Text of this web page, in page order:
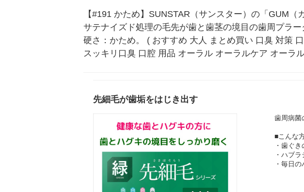
【#191 かため】SUNSTAR（サンスター）の「GUM
サテナイズド処理の毛先が歯と歯茎の境目の歯周プラ
硬さ：かため。 ( おすすめ 大人 まとめ買い 口臭 対策
スッキリ口臭 口腔 用品 オーラル オーラルケア オーラ
先細毛が歯垢をはじき出す
歯周病菌
■こんな
・歯ぐ
・ハブ
・毎日